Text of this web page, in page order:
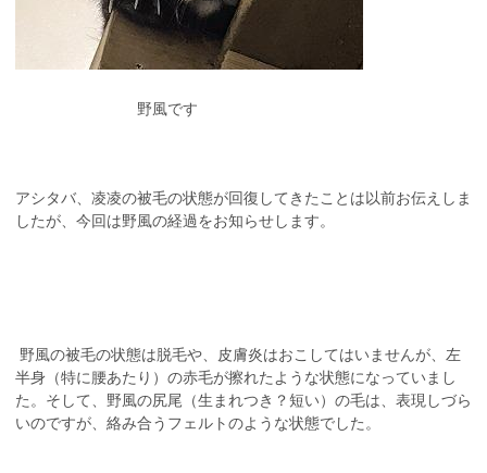
野風です
アシタバ、凌凌の被毛の状態が回復してきたことは以前お伝えしま
したが、今回は野風の経過をお知らせします。
野風の被毛の状態は脱毛や、皮膚炎はおこしてはいませんが、左
半身（特に腰あたり）の赤毛が擦れたような状態になっていまし
た。そして、野風の尻尾（生まれつき？短い）の毛は、表現しづら
いのですが、絡み合うフェルトのような状態でした。